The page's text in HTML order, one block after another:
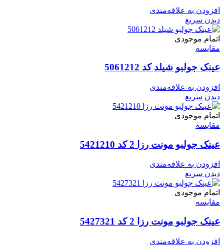
افزودن به علاقه‌مندی
دیدن سریع
اتمام موجودی
مقایسه
عینک جولبو شیلد کد 5061212
افزودن به علاقه‌مندی
دیدن سریع
اتمام موجودی
مقایسه
عینک جولبو مونت رزا 2 کد 5421210
افزودن به علاقه‌مندی
دیدن سریع
اتمام موجودی
مقایسه
عینک جولبو مونت رزا 2 کد 5427321
افزودن به علاقه‌مندی